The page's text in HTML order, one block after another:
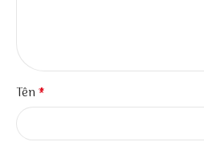
Tên*